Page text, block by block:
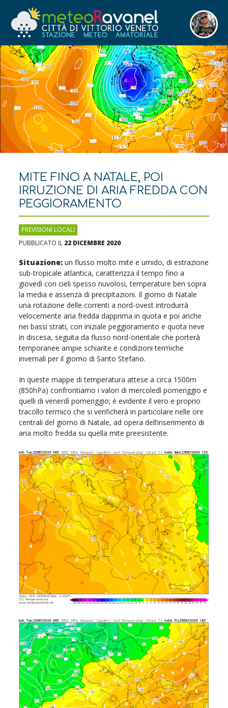
MITE FINO A NATALE, POI
IRRUZIONE DI ARIA FREDDA CON
PEGGIORAMENTO
PREVISIONI LOCALI
PUBBLICATO IL 22 DICEMBRE 2020
Situazione: un flusso molto mite e umido, di estrazione
sub-tropicale atlantica, caratterizza il tempo fino a
giovedì con cieli spesso nuvolosi, temperature ben sopra
la media e assenza di precipitazioni. Il giorno di Natale
una rotazione delle correnti a nord-ovest introdurrà
velocemente aria fredda dapprima in quota e poi anche
nei bassi strati, con iniziale peggioramento e quota neve
in discesa, seguita da flusso nord-orientale che porterà
temporanee ampie schiarite e condizioni termiche
invernali per il giorno di Santo Stefano.
In queste mappe di temperatura attese a circa 1500m
(850hPa) confrontiamo i valori di mercoledì pomeriggio e
quelli di venerdì pomeriggio; è evidente il vero e proprio
tracollo termico che si verificherà in particolare nelle ore
centrali del giorno di Natale, ad opera dell’inserimento di
aria molto fredda su quella mite preesistente.